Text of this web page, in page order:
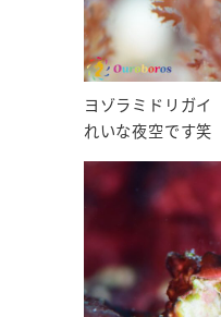
ヨゾラミドリガ
れいな夜空です笑